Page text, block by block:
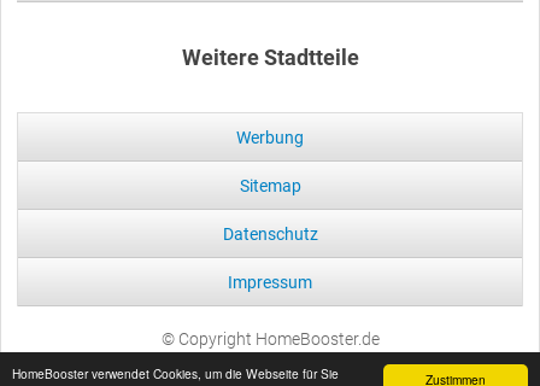
Zustimmen
HomeBooster verwendet Cookies, um die Webseite für Sie
Weitere Stadtteile
Werbung
Sitemap
Datenschutz
Impressum
© Copyright HomeBooster.de